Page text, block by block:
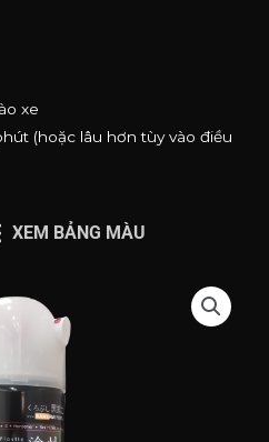
xe
(hoặc lâu hơn tùy vào điều
XEM BẢNG MÀU